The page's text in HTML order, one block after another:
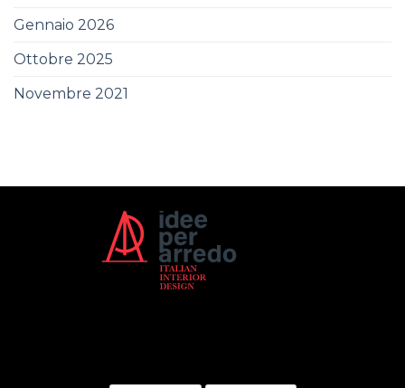
Gennaio 2026
Ottobre 2025
Novembre 2021